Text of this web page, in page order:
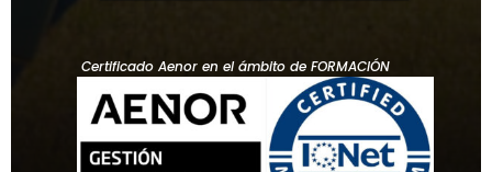
Certificado Aenor en el ámbito de FORMACIÓN